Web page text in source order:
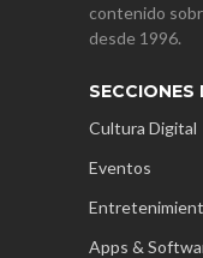
contenido
desde 1996.
Cultura Digital
Eventos
Apps &